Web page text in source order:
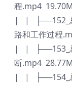
程.mp4 19.70M
| | ├──152_总
路和工作过程
| | ├──153_总
断.mp4 28.77M
| | ├──154_总